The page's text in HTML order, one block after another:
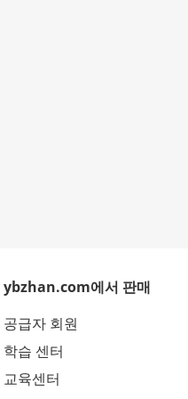
ybzhan.com에서 판매
공급자 회원
학습 센터
교육센터